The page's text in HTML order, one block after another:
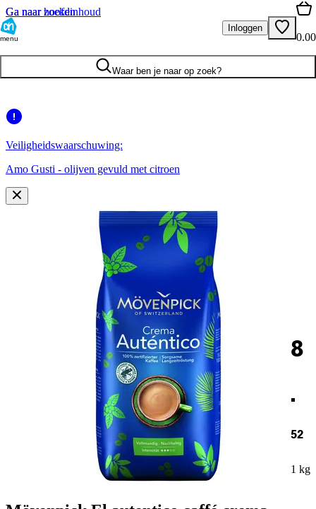
Ga naar hoofdinhoud
Ga naar zoeken
menu
Inloggen
0.00
Waar ben je naar op zoek?
Veiligheidswaarschuwing:
Amo Gusti - olijven gevuld met citroen
8
.
52
1 kg